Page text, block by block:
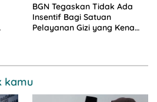
BGN Tegaskan Tidak Ada
Insentif Bagi Satuan
Pelayanan Gizi yang Kena
kamu